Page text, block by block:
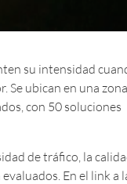
su intensidad
Se ubican en una zona
con 50 soluciones
de tráfico, la
En el link a